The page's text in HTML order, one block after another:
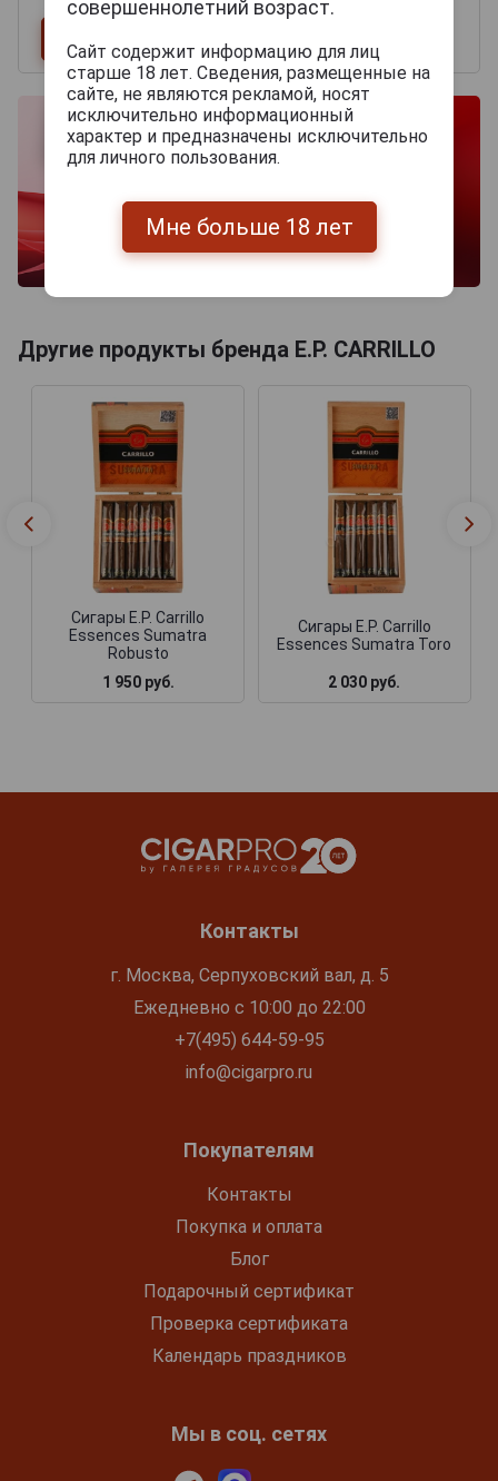
Другие продукты бренда E.P. CARRILLO
Сигары E.P. Carrillo
Essences Sumatra
Robusto
1 950 руб.
Сигары E.P. Carrillo
Essences Sumatra Toro
2 030 руб.
Контакты
г. Москва, Серпуховский вал, д. 5
Ежедневно с 10:00 до 22:00
+7(495) 644-59-95
info@cigarpro.ru
Покупателям
Контакты
Покупка и оплата
Блог
Подарочный сертификат
Проверка сертификата
Календарь праздников
Мы в соц. сетях
совершеннолетний возраст.
Сайт содержит информацию для лиц
старше 18 лет. Сведения, размещенные на
сайте, не являются рекламой, носят
исключительно информационный
характер и предназначены исключительно
для личного пользования.
Мне больше 18 лет